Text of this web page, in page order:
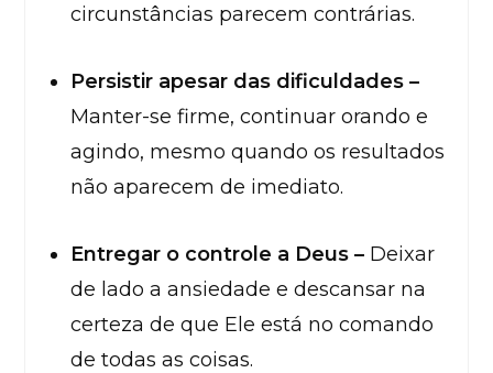
circunstâncias parecem contrárias.
Persistir apesar das dificuldades –
Manter-se firme, continuar orando e
agindo, mesmo quando os resultados
não aparecem de imediato.
Entregar o controle a Deus – Deixar
de lado a ansiedade e descansar na
certeza de que Ele está no comando
de todas as coisas.